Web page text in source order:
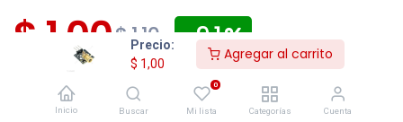
Precio:
$ 1,00
Agregar al carrito
Inicio Buscar
0
Mi lista Categorías Cuenta
$ 1,00$1,10 - 9,1
Precio exclusivo sitio web